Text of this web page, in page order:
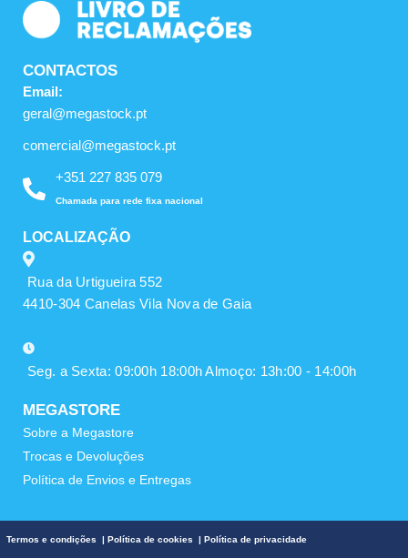
CONTACTOS
Email:
geral@megastock.pt
comercial@megastock.pt
+351 227 835 079
Chamada para rede fixa nacional
LOCALIZAÇÃO
Rua da Urtigueira 552
4410-304 Canelas Vila Nova de Gaia
Seg. a Sexta: 09:00h 18:00h Almoço: 13h:00 - 14:00h
MEGASTORE
Sobre a Megastore
Trocas e Devoluções
Política de Envios e Entregas
Termos e condições | Política de cookies | Política de privacidade